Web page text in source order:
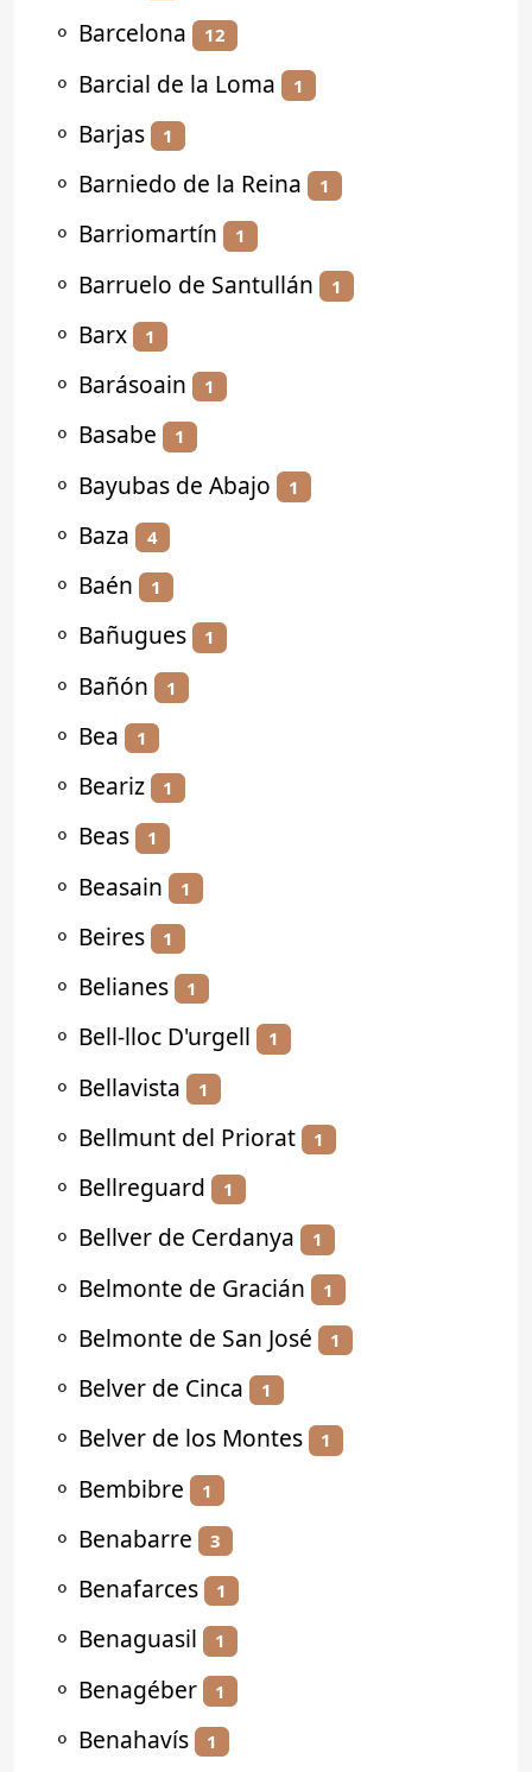
⚬ Barcelona 12
⚬ Barcial de la Loma 1
⚬ Barjas 1
⚬ Barniedo de la Reina 1
⚬ Barriomartín 1
⚬ Barruelo de Santullán 1
⚬ Barx 1
⚬ Barásoain 1
⚬ Basabe 1
⚬ Bayubas de Abajo 1
⚬ Baza 4
⚬ Baén 1
⚬ Bañugues 1
⚬ Bañón 1
⚬ Bea 1
⚬ Beariz 1
⚬ Beas 1
⚬ Beasain 1
⚬ Beires 1
⚬ Belianes 1
⚬ Bell-lloc D'urgell 1
⚬ Bellavista 1
⚬ Bellmunt del Priorat 1
⚬ Bellreguard 1
⚬ Bellver de Cerdanya 1
⚬ Belmonte de Gracián 1
⚬ Belmonte de San José 1
⚬ Belver de Cinca 1
⚬ Belver de los Montes 1
⚬ Bembibre 1
⚬ Benabarre 3
⚬ Benafarces 1
⚬ Benaguasil 1
⚬ Benagéber 1
⚬ Benahavís 1